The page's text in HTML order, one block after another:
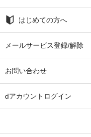
はじめての方へ
メールサービス登録/解除
お問い合わせ
dアカウントログイン